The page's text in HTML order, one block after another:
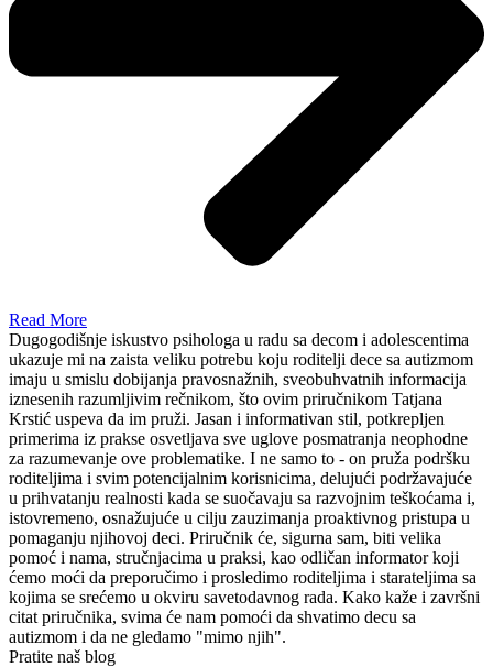
Read More
Dugogodišnje iskustvo psihologa u radu sa decom i adolescentima
ukazuje mi na zaista veliku potrebu koju roditelji dece sa autizmom
imaju u smislu dobijanja pravosnažnih, sveobuhvatnih informacija
iznesenih razumljivim rečnikom, što ovim priručnikom Tatjana
Krstić uspeva da im pruži. Jasan i informativan stil, potkrepljen
primerima iz prakse osvetljava sve uglove posmatranja neophodne
za razumevanje ove problematike. I ne samo to - on pruža podršku
roditeljima i svim potencijalnim korisnicima, delujući podržavajuće
u prihvatanju realnosti kada se suočavaju sa razvojnim teškoćama i,
istovremeno, osnažujuće u cilju zauzimanja proaktivnog pristupa u
pomaganju njihovoj deci. Priručnik će, sigurna sam, biti velika
pomoć i nama, stručnjacima u praksi, kao odličan informator koji
ćemo moći da preporučimo i prosledimo roditeljima i starateljima sa
kojima se srećemo u okviru savetodavnog rada. Kako kaže i završni
citat priručnika, svima će nam pomoći da shvatimo decu sa
autizmom i da ne gledamo "mimo njih".
Pratite naš blog